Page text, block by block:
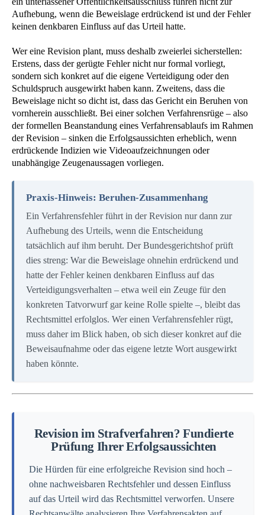
Aufhebung, wenn die Beweislage erdrückend ist und der Fehler
keinen denkbaren Einfluss auf das Urteil hatte.
Wer eine Revision plant, muss deshalb zweierlei sicherstellen:
Erstens, dass der gerügte Fehler nicht nur formal vorliegt,
sondern sich konkret auf die eigene Verteidigung oder den
Schuldspruch ausgewirkt haben kann. Zweitens, dass die
Beweislage nicht so dicht ist, dass das Gericht ein Beruhen von
vornherein ausschließt. Bei einer solchen Verfahrensrüge – also
der formellen Beanstandung eines Verfahrensablaufs im Rahmen
der Revision – sinken die Erfolgsaussichten erheblich, wenn
erdrückende Indizien wie Videoaufzeichnungen oder
unabhängige Zeugenaussagen vorliegen.
Praxis-Hinweis: Beruhen-Zusammenhang
Ein Verfahrensfehler führt in der Revision nur dann zur
Aufhebung des Urteils, wenn die Entscheidung
tatsächlich auf ihm beruht. Der Bundesgerichtshof prüft
dies streng: War die Beweislage ohnehin erdrückend und
hatte der Fehler keinen denkbaren Einfluss auf das
Verteidigungsverhalten – etwa weil ein Zeuge für den
konkreten Tatvorwurf gar keine Rolle spielte –, bleibt das
Rechtsmittel erfolglos. Wer einen Verfahrensfehler rügt,
muss daher im Blick haben, ob sich dieser konkret auf die
Beweisaufnahme oder das eigene letzte Wort ausgewirkt
haben könnte.
Revision im Strafverfahren? Fundierte
Prüfung Ihrer Erfolgsaussichten
Die Hürden für eine erfolgreiche Revision sind hoch –
ohne nachweisbaren Rechtsfehler und dessen Einfluss
auf das Urteil wird das Rechtsmittel verworfen. Unsere